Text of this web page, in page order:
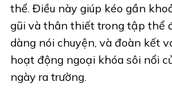
thể. Điều này giúp kéo gần
gũi và thân thiết trong tập thể
dàng nói chuyện, và đoàn kết
hoạt động ngoại khóa sôi nổi
ngày ra trường.